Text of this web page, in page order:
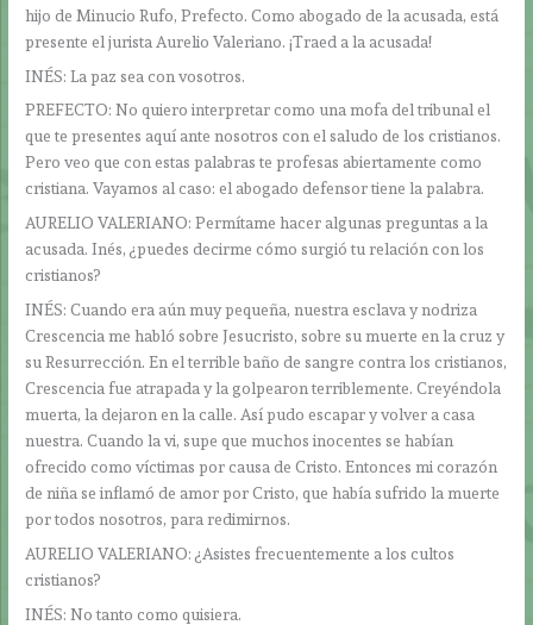
hijo de Minucio Rufo, Prefecto. Como abogado de la acusada, está
presente el jurista Aurelio Valeriano. ¡Traed a la acusada!
INÉS: La paz sea con vosotros.
PREFECTO: No quiero interpretar como una mofa del tribunal el
que te presentes aquí ante nosotros con el saludo de los cristianos.
Pero veo que con estas palabras te profesas abiertamente como
cristiana. Vayamos al caso: el abogado defensor tiene la palabra.
AURELIO VALERIANO: Permítame hacer algunas preguntas a la
acusada. Inés, ¿puedes decirme cómo surgió tu relación con los
cristianos?
INÉS: Cuando era aún muy pequeña, nuestra esclava y nodriza
Crescencia me habló sobre Jesucristo, sobre su muerte en la cruz y
su Resurrección. En el terrible baño de sangre contra los cristianos,
Crescencia fue atrapada y la golpearon terriblemente. Creyéndola
muerta, la dejaron en la calle. Así pudo escapar y volver a casa
nuestra. Cuando la vi, supe que muchos inocentes se habían
ofrecido como víctimas por causa de Cristo. Entonces mi corazón
de niña se inflamó de amor por Cristo, que había sufrido la muerte
por todos nosotros, para redimirnos.
AURELIO VALERIANO: ¿Asistes frecuentemente a los cultos
cristianos?
INÉS: No tanto como quisiera.